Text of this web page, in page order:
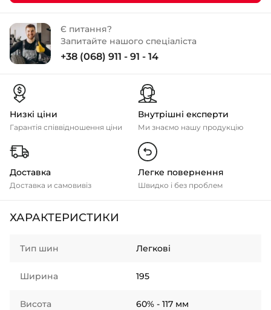
Є питання?
Запитайте нашого спеціаліста
+38 (068) 911 - 91 - 14
Низкі ціни
Гарантія співвідношення ціни
Внутрішні експерти
Ми знаємо нашу продукцію
Доставка
Доставка и самовивіз
Легке повернення
Швидко і без проблем
ХАРАКТЕРИСТИКИ
Тип шин Легкові
Ширина 195
Висота 60% - 117 мм